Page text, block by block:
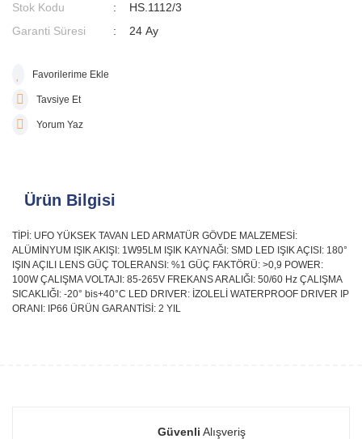
Stok Kodu
HS.1112/3
Garanti Süresi
24 Ay
Tavsiye Et
Yorum Yaz
Ürün Bilgisi
TİPİ: UFO YÜKSEK TAVAN LED ARMATÜR GÖVDE MALZEMESİ:
ALÜMİNYUM IŞIK AKIŞI: 1W95LM IŞIK KAYNAĞI: SMD LED IŞIK AÇISI: 180°
IŞIN AÇILI LENS GÜÇ TOLERANSI: %1 GÜÇ FAKTÖRÜ: >0,9 POWER:
100W ÇALIŞMA VOLTAJI: 85-265V FREKANS ARALIĞI: 50/60 Hz ÇALIŞMA
SICAKLIĞI: -20° bis+40°C LED DRIVER: İZOLELİ WATERPROOF DRIVER IP
ORANI: IP66 ÜRÜN GARANTİSİ: 2 YIL
Güvenli Alışveriş